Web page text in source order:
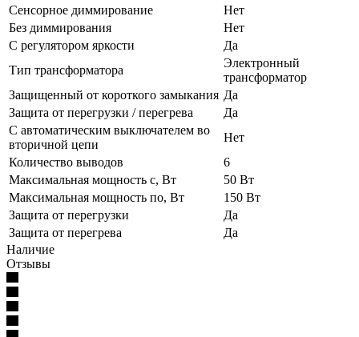
Сенсорное диммирование
Нет
Без диммирования
Нет
С регулятором яркости
Да
Тип трансформатора
Электронный
трансформатор
Защищенный от короткого замыкания Да
Защита от перегрузки / перегрева
Да
С автоматическим выключателем во
вторичной цепи
Нет
Количество выводов
6
Максимальная мощность с, Вт
50 Вт
Максимальная мощность по, Вт
150 Вт
Защита от перегрузки
Да
Защита от перегрева
Да
Наличие
Отзывы